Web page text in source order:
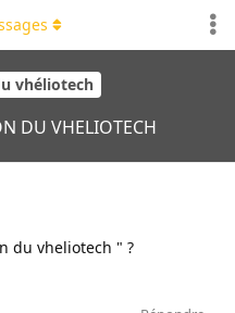
vhéliotech
DU VHELIOTECH
du vheliotech " ?